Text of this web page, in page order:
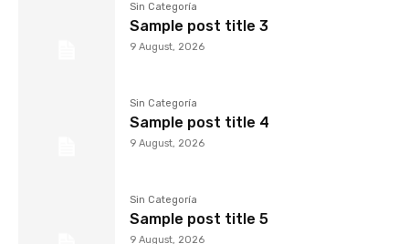
Sin Categoría
Sample post title 3
9 August, 2026
Sin Categoría
Sample post title 4
9 August, 2026
Sin Categoría
Sample post title 5
9 August, 2026